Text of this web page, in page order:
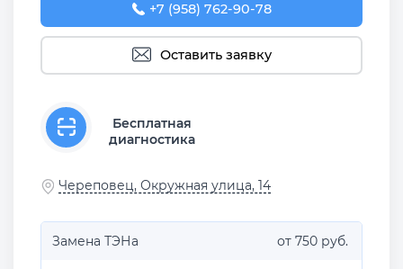
+7 (958) 762-90-78
Оставить заявку
Бесплатная
диагностика
Череповец, Окружная улица, 14
Замена ТЭНа от 750 руб.